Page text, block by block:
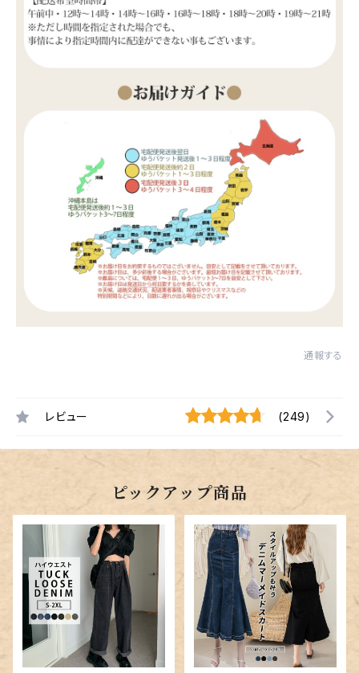
通報する
レビュー (249)
ピックアップ商品